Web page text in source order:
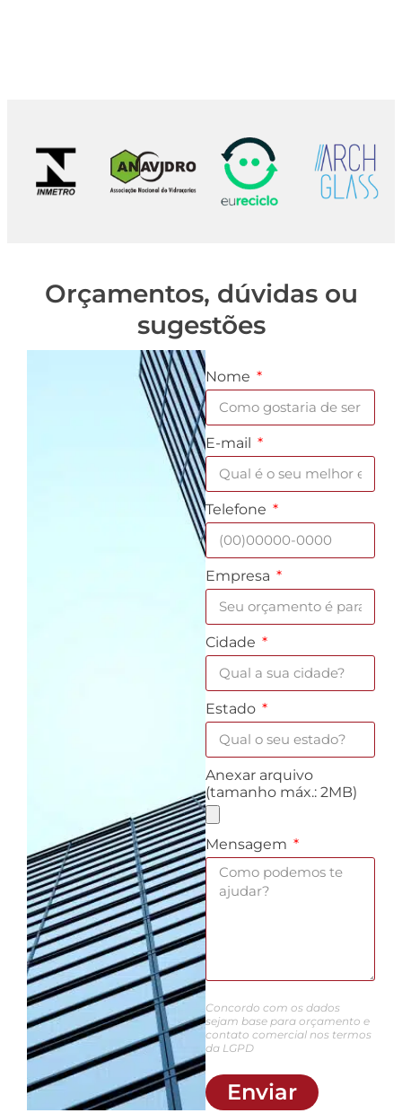
Orçamentos, dúvidas ou
sugestões
Nome
E-mail
Telefone
Empresa
Cidade
Estado
Anexar arquivo
(tamanho máx.: 2MB)
Mensagem
Concordo com os dados
sejam base para orçamento e
contato comercial nos termos
da LGPD
Enviar